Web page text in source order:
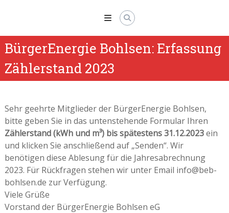
BürgerEnergie Bohlsen: Erfassung
Zählerstand 2023
Sehr geehrte Mitglieder der BürgerEnergie Bohlsen,
bitte geben Sie in das untenstehende Formular Ihren
Zählerstand (kWh und m³) bis spätestens 31.12.2023ein
und klicken Sie anschließend auf „Senden“. Wir
benötigen diese Ablesung für die Jahresabrechnung
2023. Für Rückfragen stehen wir unter Email info@beb-
bohlsen.de zur Verfügung.
Viele Grüße
Vorstand der BürgerEnergie Bohlsen eG